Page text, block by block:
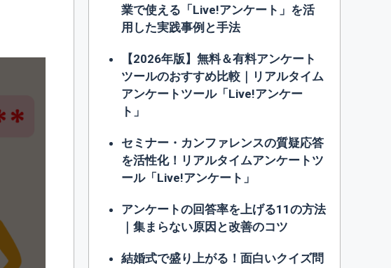
業で使える「Live!アンケート」を活
用した実践事例と手法
【2026年版】無料＆有料アンケート
ツールのおすすめ比較｜リアルタイム
アンケートツール「Live!アンケー
ト」
セミナー・カンファレンスの質疑応答
を活性化！リアルタイムアンケートツ
ール「Live!アンケート」
アンケートの回答率を上げる11の方法
｜集まらない原因と改善のコツ
結婚式で盛り上がる！面白いクイズ問